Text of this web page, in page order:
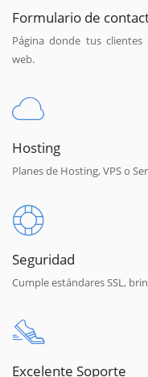
Formulario de
Página donde tus
web.
Hosting
Planes de Hosting, VPS o
Seguridad
Cumple estándares SSL,
Excelente Soporte